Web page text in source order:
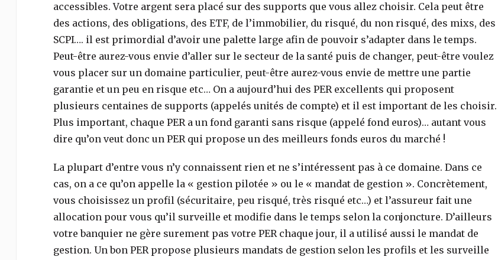
accessibles. Votre argent sera placé sur des supports que vous allez choisir. Cela peut être
des actions, des obligations, des ETF, de l’immobilier, du risqué, du non risqué, des mixs, des
SCPI…. il est primordial d’avoir une palette large afin de pouvoir s’adapter dans le temps.
Peut-être aurez-vous envie d’aller sur le secteur de la santé puis de changer, peut-être voulez
vous placer sur un domaine particulier, peut-être aurez-vous envie de mettre une partie
garantie et un peu en risque etc… On a aujourd’hui des PER excellents qui proposent
plusieurs centaines de supports (appelés unités de compte) et il est important de les choisir.
Plus important, chaque PER a un fond garanti sans risque (appelé fond euros)… autant vous
dire qu’on veut donc un PER qui propose un des meilleurs fonds euros du marché !
La plupart d’entre vous n’y connaissent rien et ne s’intéressent pas à ce domaine. Dans ce
cas, on a ce qu’on appelle la « gestion pilotée » ou le « mandat de gestion ». Concrètement,
vous choisissez un profil (sécuritaire, peu risqué, très risqué etc…) et l’assureur fait une
allocation pour vous qu’il surveille et modifie dans le temps selon la conjoncture. D’ailleurs
votre banquier ne gère surement pas votre PER chaque jour, il a utilisé aussi le mandat de
gestion. Un bon PER propose plusieurs mandats de gestion selon les profils et les surveille